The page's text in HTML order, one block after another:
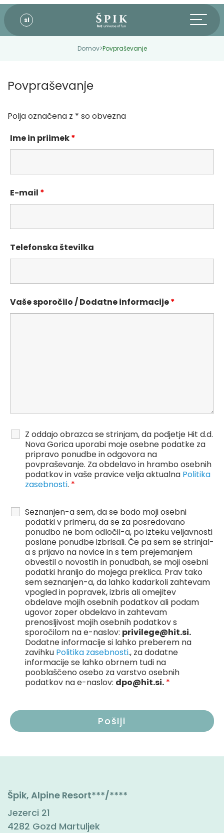
sl
Domov>Povpraševanje
Povpraševanje
Polja označena z * so obvezna
Ime in priimek*
E-mail *
Telefonska številka
Vaše sporočilo / Dodatne informacije*
Z oddajo obrazca se strinjam, da podjetje Hit d.d.
Nova Gorica uporabi moje osebne podatke za
pripravo ponudbe in odgovora na
povpraševanje. Za obdelavo in hrambo osebnih
podatkov in vaše pravice velja aktualna Politika
zasebnosti. *
Seznanjen-a sem, da se bodo moji osebni
podatki v primeru, da se za posredovano
ponudbo ne bom odločil-a, po izteku veljavnosti
poslane ponudbe izbrisali. Če pa sem se strinjal-
a s prijavo na novice in s tem prejemanjem
obvestil o novostih in ponudbah, se moji osebni
podatki hranijo do mojega preklica. Prav tako
sem seznanjen-a, da lahko kadarkoli zahtevam
vpogled in popravek, izbris ali omejitev
obdelave mojih osebnih podatkov ali podam
ugovor zoper obdelavo in zahtevam
prenosljivost mojih osebnih podatkov s
sporočilom na e-naslov: privilege@hit.si.
Dodatne informacije si lahko preberem na
zavihku Politika zasebnosti., za dodatne
informacije se lahko obrnem tudi na
pooblaščeno osebo za varstvo osebnih
podatkov na e-naslov: dpo@hit.si. *
Špik, Alpine Resort***/****
Jezerci 21
4282 Gozd Martuljek